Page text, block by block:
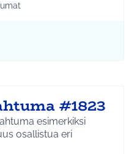
Hyrylä
mukaan: Kulttuuri ja
#1823
esimerkiksi
osallistua eri